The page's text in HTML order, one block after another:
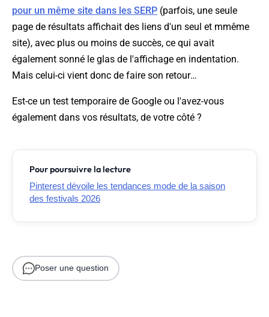
pour un même site dans les SERP (parfois, une seule
page de résultats affichait des liens d'un seul et mmême
site), avec plus ou moins de succès, ce qui avait
également sonné le glas de l'affichage en indentation.
Mais celui-ci vient donc de faire son retour…
Est-ce un test temporaire de Google ou l'avez-vous
également dans vos résultats, de votre côté ?
Pour poursuivre la lecture
Pinterest dévoile les tendances mode de la saison
des festivals 2026
Poser une question